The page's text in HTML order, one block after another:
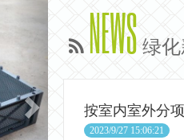
NEWS 绿
按室内室外分
2023/9/27 15:06:21